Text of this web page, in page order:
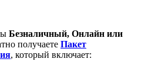
Безналичный, Онлайн или
получаете Пакет
, который включает: